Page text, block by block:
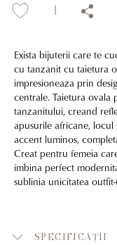
Exista bijuterii care te
cu tanzanit cu taietura
impresioneaza prin
centrale. Taietura
tanzanitului, creand
apusurile africane,
accent luminos,
Creat pentru femeia
imbina perfect
sublinia unicitatea
SPECIFICAȚII